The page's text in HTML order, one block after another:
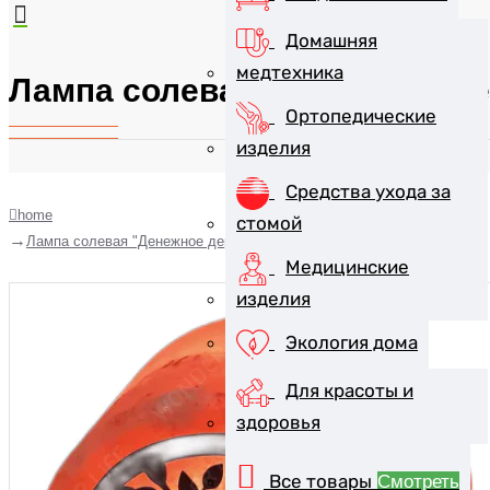
Домашняя
медтехника
Ортопедические
изделия
Средства ухода за
стомой
Медицинские
изделия
Экология дома
Для красоты и
здоровья
Все товары Смотреть
Лампа солевая "Денежное
home
Лампа солевая "Денежное дерево"